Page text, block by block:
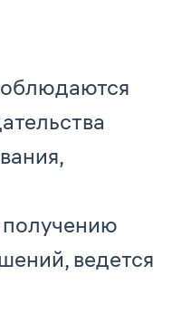
ведется